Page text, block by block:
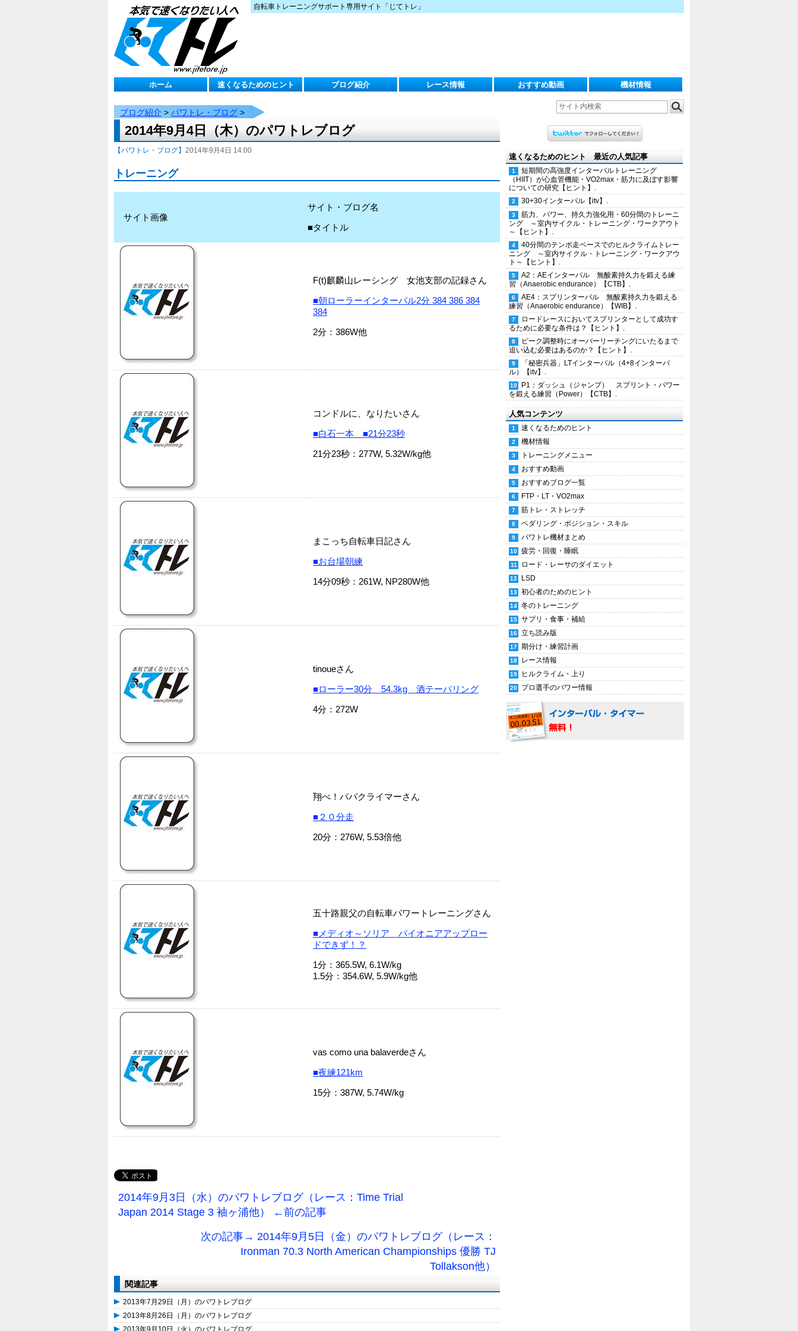
自転車トレーニングサポート専用サイト「じてトレ」
ホーム 速くなるためのヒント ブログ紹介 レース情報 おすすめ動画 機材情報
ブログ紹介 > パワトレ・ブログ>
2014年9月4日（木）のパワトレブログ
【パワトレ・ブログ】 2014年9月4日 14:00
トレーニング
サイト画像
サイト・ブログ名
■タイトル
F(t)麒麟山レーシング 女池支部の記録さん
■朝ローラーインターバル2分 384 386 384
384
2分：386W他
コンドルに、なりたいさん
■白石一本 ■21分23秒
21分23秒：277W, 5.32W/kg他
まこっち自転車日記さん
■お台場朝練
14分09秒：261W, NP280W他
tinoueさん
■ローラー30分 54.3kg 酒テーパリング
4分：272W
翔べ！パパクライマーさん
■２０分走
20分：276W, 5.53倍他
五十路親父の自転車パワートレーニングさん
■メディオ～ソリア パイオニアアップロー
ドできず！？
1分：365.5W, 6.1W/kg
1.5分：354.6W, 5.9W/kg他
vas como una balaverdeさん
■夜練121km
15分：387W, 5.74W/kg
2014年9月3日（水）のパワトレブログ（レース：Time Trial
Japan 2014 Stage 3 袖ヶ浦他） ←前の記事
次の記事→ 2014年9月5日（金）のパワトレブログ（レース：
Ironman 70.3 North American Championships 優勝 TJ
Tollakson他）
関連記事
2013年7月29日（月）のパワトレブログ
2013年8月26日（月）のパワトレブログ
2013年9月10日（火）のパワトレブログ
速くなるためのヒント 最近の人気記事
短期間の高強度インターバルトレーニング
（HIIT）が心血管機能・VO2max・筋力に及ぼす影響
についての研究【ヒント】.
30+30インターバル【itv】.
筋力、パワー、持久力強化用・60分間のトレーニ
ング ～室内サイクル・トレーニング・ワークアウト
～【ヒント】.
40分間のテンポ走ペースでのヒルクライムトレー
ニング ～室内サイクル・トレーニング・ワークアウ
ト～【ヒント】.
A2：AEインターバル 無酸素持久力を鍛える練
習（Anaerobic endurance）【CTB】.
AE4：スプリンターバル 無酸素持久力を鍛える
練習（Anaerobic endurance）【WIB】.
ロードレースにおいてスプリンターとして成功す
るために必要な条件は？【ヒント】.
ピーク調整時にオーバーリーチングにいたるまで
追い込む必要はあるのか？【ヒント】.
「秘密兵器」LTインターバル（4+8インターバ
ル）【itv】.
P1：ダッシュ（ジャンプ） スプリント・パワー
を鍛える練習（Power）【CTB】.
人気コンテンツ
速くなるためのヒント
機材情報
トレーニングメニュー
おすすめ動画
おすすめブログ一覧
FTP・LT・VO2max
筋トレ・ストレッチ
ペダリング・ポジション・スキル
パワトレ機材まとめ
疲労・回復・睡眠
ロード・レーサのダイエット
LSD
初心者のためのヒント
冬のトレーニング
サプリ・食事・補給
立ち読み版
期分け・練習計画
レース情報
ヒルクライム・上り
プロ選手のパワー情報